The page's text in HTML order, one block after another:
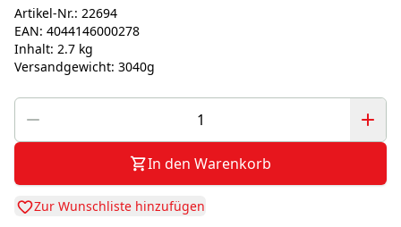
Artikel-Nr.: 22694
EAN: 4044146000278
Inhalt: 2.7 kg
Versandgewicht: 3040g
In den Warenkorb
Zur Wunschliste hinzufügen